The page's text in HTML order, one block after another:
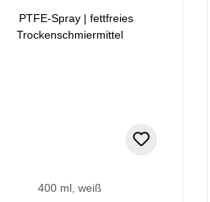
400 ml, weiß